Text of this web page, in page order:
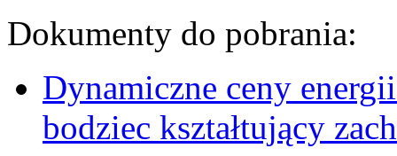
Dokumenty do pobrania:
Dynamiczne ceny
bodziec kształtujący